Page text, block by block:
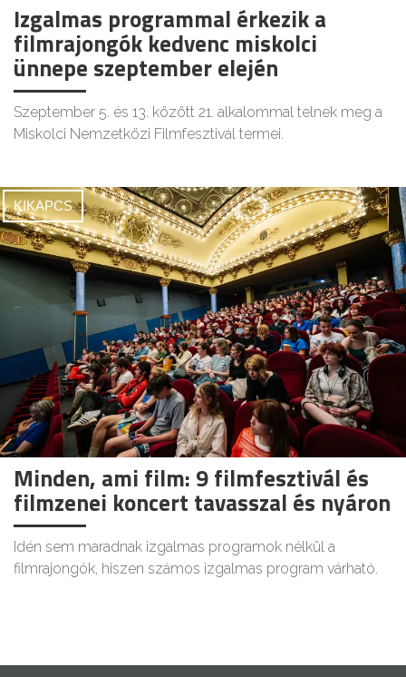
Izgalmas programmal érkezik a
filmrajongók kedvenc miskolci
ünnepe szeptember elején
Szeptember 5. és 13. között 21. alkalommal telnek meg a
Miskolci Nemzetközi Filmfesztivál termei.
KIKAPCS
Minden, ami film: 9 filmfesztivál és
filmzenei koncert tavasszal és nyáron
Idén sem maradnak izgalmas programok nélkül a
filmrajongók, hiszen számos izgalmas program várható.